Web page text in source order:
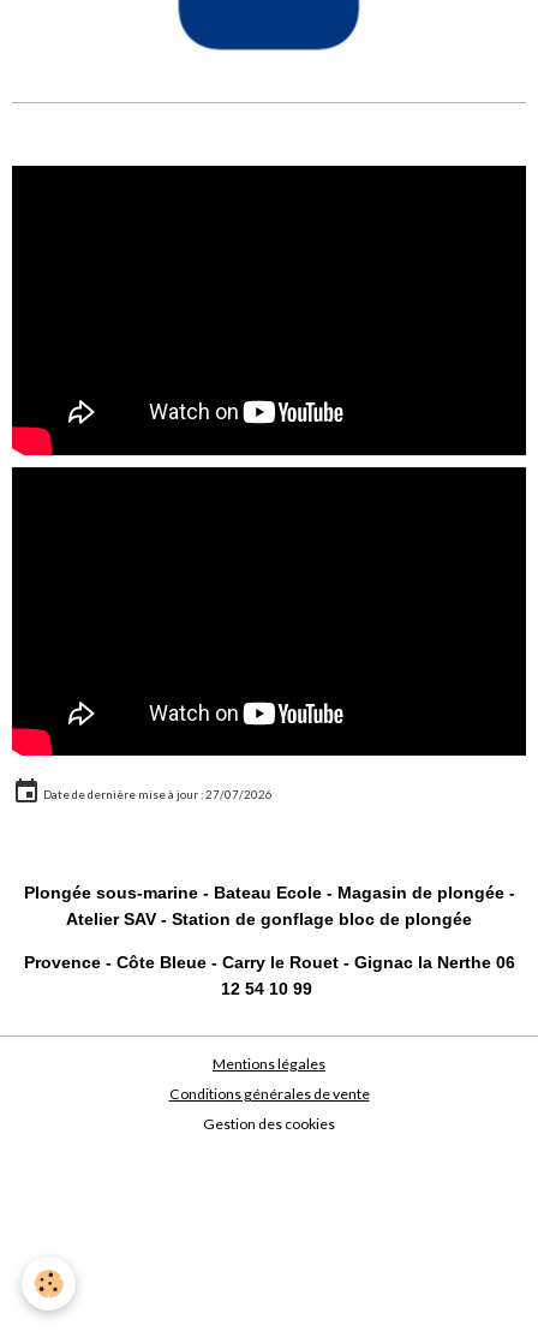
Date de dernière mise à jour : 27/07/2026
Plongée sous-marine - Bateau Ecole - Magasin de plongée -
Atelier SAV - Station de gonflage bloc de plongée
Provence - Côte Bleue - Carry le Rouet - Gignac la Nerthe 06
12 54 10 99
Mentions légales
Conditions générales de vente
Gestion des cookies